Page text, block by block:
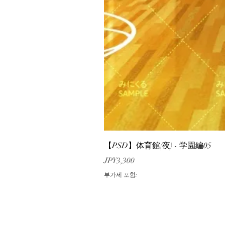
【PSD】体育館(夜) - 学園編05
가격
JP¥3,300
부가세 포함: